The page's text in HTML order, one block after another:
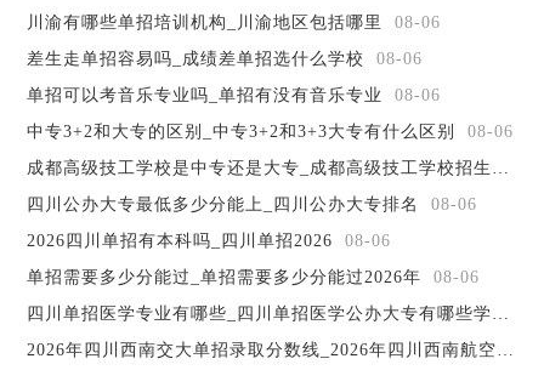
学校
贵阳精工科技学校
地址
贵州省贵阳市云岩区白云大道224号
学校
贵州交通技师学院(贵州省交通运输学校)
地址
贵州省贵阳市云岩区白云大道224号
学校
黔南民族职业技术学院
当前网页，转载注明出处：
http://www.stfyzy.com/sichuanzixun/33965.html
川渝有哪些单招培训机构_川渝地区包括哪里
08-06
差生走单招容易吗_成绩差单招选什么学校
08-06
单招可以考音乐专业吗_单招有没有音乐专业
08-06
中专3+2和大专的区别_中专3+2和3+3大专有什么区别
08-06
成都高级技工学校是中专还是大专_成都高级技工学校招生简章
四川公办大专最低多少分能上_四川公办大专排名
08-06
2026四川单招有本科吗_四川单招2026
08-06
单招需要多少分能过_单招需要多少分能过2026年
08-06
四川单招医学专业有哪些_四川单招医学公办大专有哪些学校
2026年四川西南交大单招录取分数线_2026年四川西南航空职业学院寒假放假